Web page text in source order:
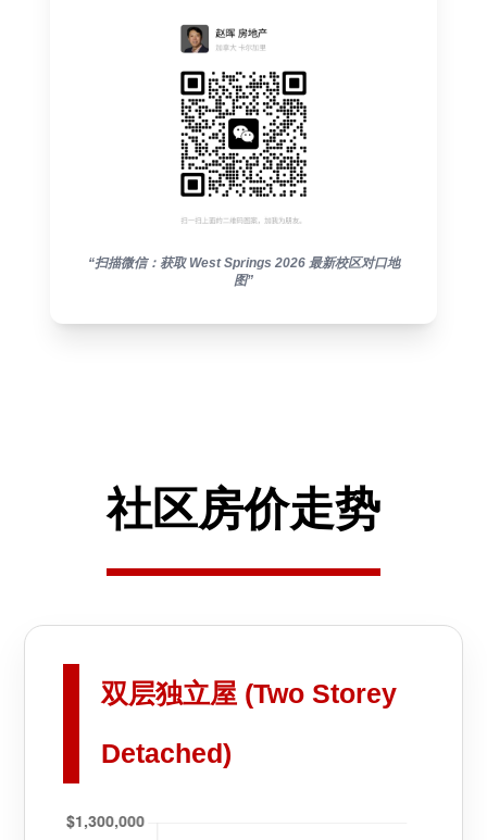
“扫描微信：获取 West Springs 2026 最新校区对口地
图”
社区房价走势
双层独立屋 (Two Storey
Detached)